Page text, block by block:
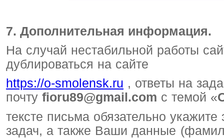
7. Дополнительная информация.
На случай нестабильной работы
дублироваться на сайте
https://o-smolensk.ru , ответы на
почтуfioru89@gmail.com с темой «
тексте письма обязательно
задач, а также Ваши данные